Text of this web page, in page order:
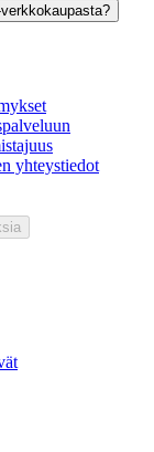
yhteystiedot